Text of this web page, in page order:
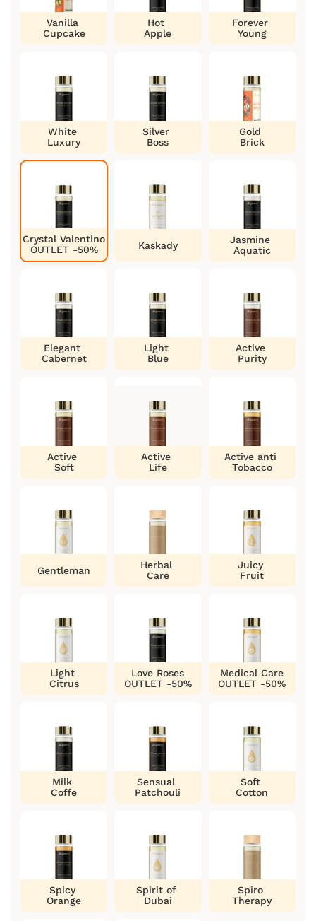
Vanilla
Cupcake
Hot
Apple
Forever
Young
White
Luxury
Silver
Boss
Gold
Brick
Crystal Valentino
OUTLET -50%
Kaskady
Jasmine
Aquatic
Elegant
Cabernet
Light
Blue
Active
Purity
Active
Soft
Active
Life
Active anti
Tobacco
Gentleman
Herbal
Care
Juicy
Fruit
Light
Citrus
Love Roses
OUTLET -50%
Medical Care
OUTLET -50%
Milk
Coffe
Sensual
Patchouli
Soft
Cotton
Spicy
Orange
Spirit of
Dubai
Spiro
Therapy